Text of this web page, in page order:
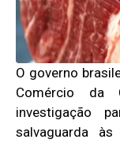
O governo
Comércio
investigação
salvaguarda